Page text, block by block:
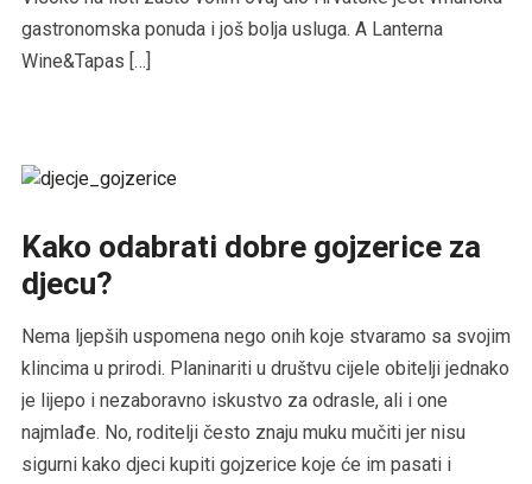
gastronomska ponuda i još bolja usluga. A Lanterna
Wine&Tapas […]
Kako odabrati dobre gojzerice za
djecu?
Nema ljepših uspomena nego onih koje stvaramo sa svojim
klincima u prirodi. Planinariti u društvu cijele obitelji jednako
je lijepo i nezaboravno iskustvo za odrasle, ali i one
najmlađe. No, roditelji često znaju muku mučiti jer nisu
sigurni kako djeci kupiti gojzerice koje će im pasati i